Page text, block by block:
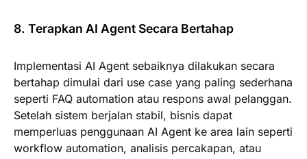
8. Terapkan AI Agent Secara Bertahap
Implementasi AI Agent sebaiknya dilakukan secara
bertahap dimulai dari use case yang paling sederhana
seperti FAQ automation atau respons awal pelanggan.
Setelah sistem berjalan stabil, bisnis dapat
memperluas penggunaan AI Agent ke area lain seperti
workflow automation, analisis percakapan, atau